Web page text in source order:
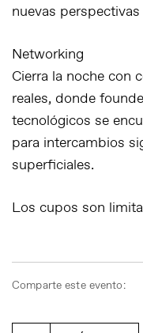
nuevas
Networking
Cierra la noche con
reales, donde
tecnológicos se
para intercambios
superficiales.
Los cupos son
Comparte este evento: